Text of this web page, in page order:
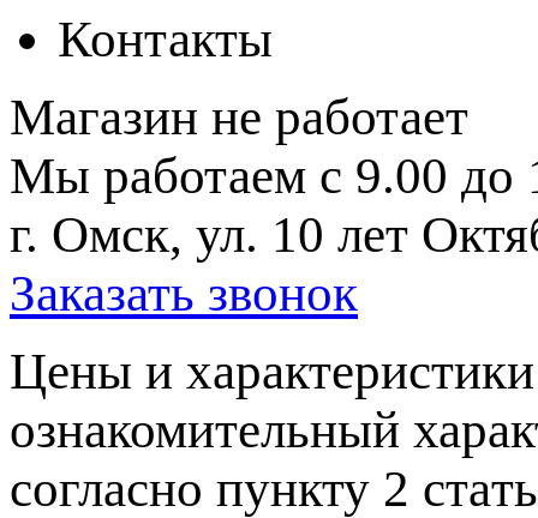
Контакты
Магазин не работает
Мы работаем с 9.00 до
г. Омск, ул. 10 лет
Заказать звонок
Цeны и
ознакомительный
согласно пункту 2